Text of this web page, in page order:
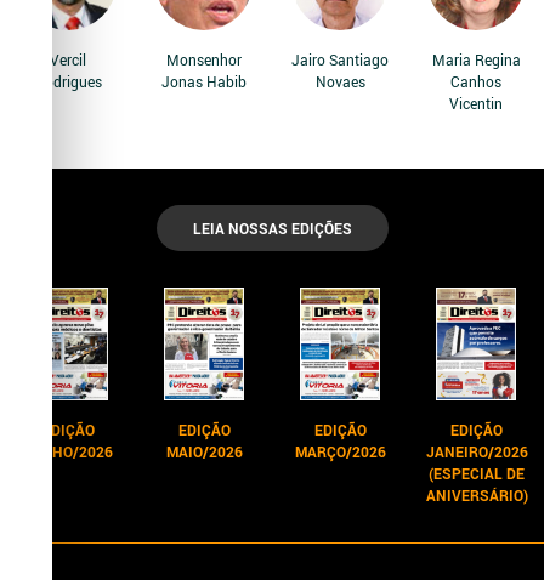
Vercil
Rodrigues
Monsenhor
Jonas Habib
Jairo Santiago
Novaes
Maria Regina
Canhos
Vicentin
LEIA NOSSAS EDIÇÕES
EDIÇÃO
JUNHO/2026
EDIÇÃO
MAIO/2026
EDIÇÃO
MARÇO/2026
EDIÇÃO
JANEIRO/2026
(ESPECIAL DE
ANIVERSÁRIO)